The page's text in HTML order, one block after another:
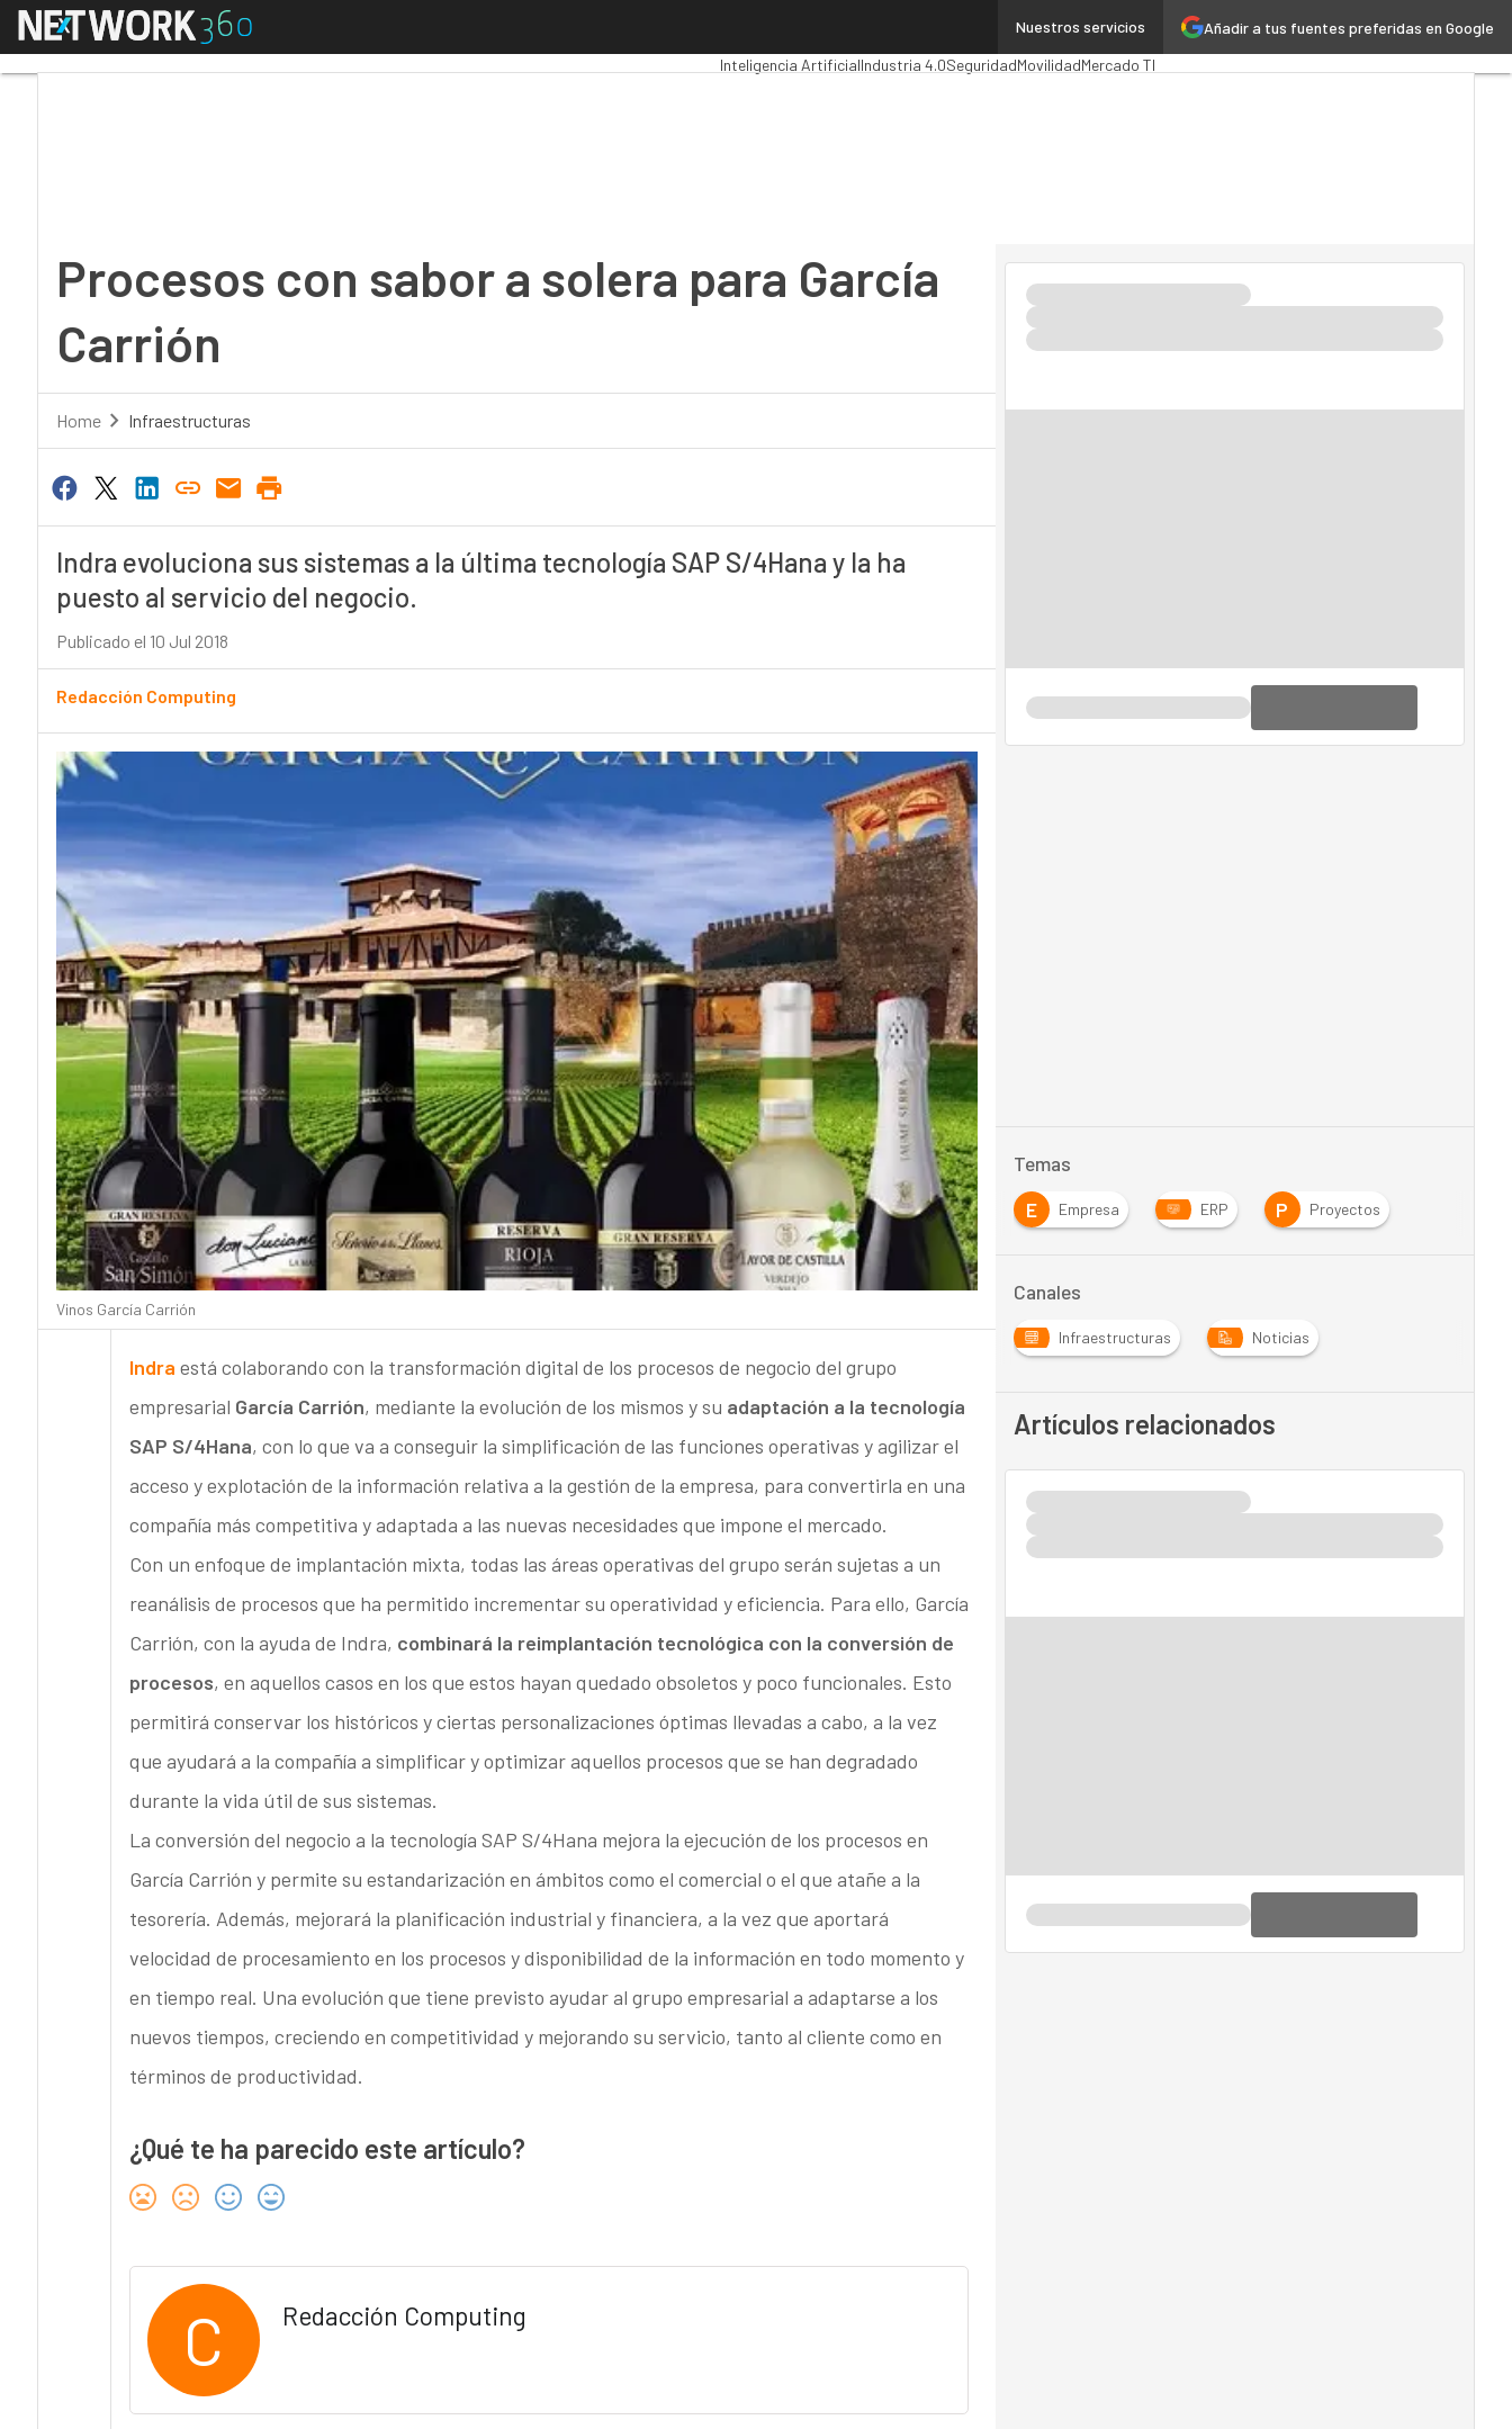
Añadir a tus fuentes preferidas en Google
Nuestros servicios
Menú Administración PúblicaMarTechCloud
Inteligencia ArtificialIndustria 4.0SeguridadMovilidadMercado TI
Procesos con sabor a solera para García
Carrión
Home Infraestructuras
Indra evoluciona sus sistemas a la última tecnología SAP S/4Hana y la ha
puesto al servicio del negocio.
Publicado el 10 Jul 2018
Redacción Computing
Vinos García Carrión
Indra está colaborando con la transformación digital de los procesos de negocio del grupo
empresarial García Carrión, mediante la evolución de los mismos y su adaptación a la tecnología
SAP S/4Hana, con lo que va a conseguir la simplificación de las funciones operativas y agilizar el
acceso y explotación de la información relativa a la gestión de la empresa, para convertirla en una
compañía más competitiva y adaptada a las nuevas necesidades que impone el mercado.
Con un enfoque de implantación mixta, todas las áreas operativas del grupo serán sujetas a un
reanálisis de procesos que ha permitido incrementar su operatividad y eficiencia. Para ello, García
Carrión, con la ayuda de Indra, combinará la reimplantación tecnológica con la conversión de
procesos, en aquellos casos en los que estos hayan quedado obsoletos y poco funcionales. Esto
permitirá conservar los históricos y ciertas personalizaciones óptimas llevadas a cabo, a la vez
que ayudará a la compañía a simplificar y optimizar aquellos procesos que se han degradado
durante la vida útil de sus sistemas.
La conversión del negocio a la tecnología SAP S/4Hana mejora la ejecución de los procesos en
García Carrión y permite su estandarización en ámbitos como el comercial o el que atañe a la
tesorería. Además, mejorará la planificación industrial y financiera, a la vez que aportará
velocidad de procesamiento en los procesos y disponibilidad de la información en todo momento y
en tiempo real. Una evolución que tiene previsto ayudar al grupo empresarial a adaptarse a los
nuevos tiempos, creciendo en competitividad y mejorando su servicio, tanto al cliente como en
términos de productividad.
¿Qué te ha parecido este artículo?
C Redacción Computing
Temas
E
Empresa ERP P Proyectos
Canales
Infraestructuras Noticias
Artículos relacionados